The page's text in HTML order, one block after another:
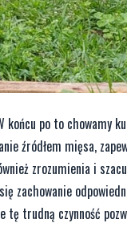
końcu po to chowamy
źródłem mięsa,
zrozumienia i
zachowanie
tę trudną czynność